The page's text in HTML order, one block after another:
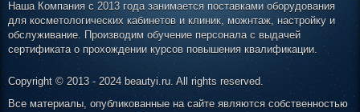
Наша Компания с 2013 года занимается поставками оборудования
для косметологических кабинетов и клиник, можнтаж, настройку и
обслуживание. Производим обучение персонала с выдачей
сертификата о прохождении курсов повышения квалификации.
Copyright © 2013 - 2024 beautyi.ru. All rights reserved.
Все материалы, опубликованные на сайте являются собственностью